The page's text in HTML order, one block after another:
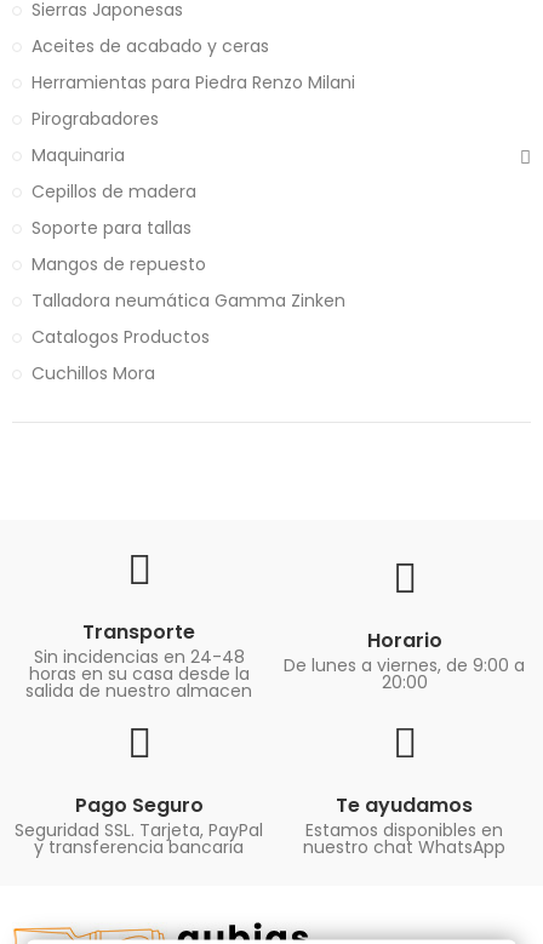
Sierras Japonesas
Aceites de acabado y ceras
Herramientas para Piedra Renzo Milani
Pirograbadores
Maquinaria
Cepillos de madera
Soporte para tallas
Mangos de repuesto
Talladora neumática Gamma Zinken
Catalogos Productos
Cuchillos Mora
Transporte
Sin incidencias en 24-48
horas en su casa desde la
salida de nuestro almacen
Horario
De lunes a viernes, de 9:00 a
20:00
Pago Seguro
Seguridad SSL. Tarjeta, PayPal
y transferencia bancaria
Te ayudamos
Estamos disponibles en
nuestro chat WhatsApp